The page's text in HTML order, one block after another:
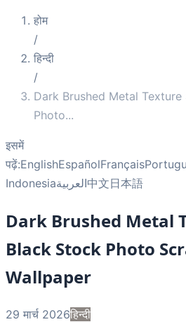
होम
/
हिन्दी
/
Dark Brushed Metal
Photo...
इसमें
पढ़ें:EnglishEspañolFrançais
Indonesiaالعربية中文日本語
Dark Brushed Metal
Black Stock Photo
Wallpaper
29 मार्च 2026हिन्दी